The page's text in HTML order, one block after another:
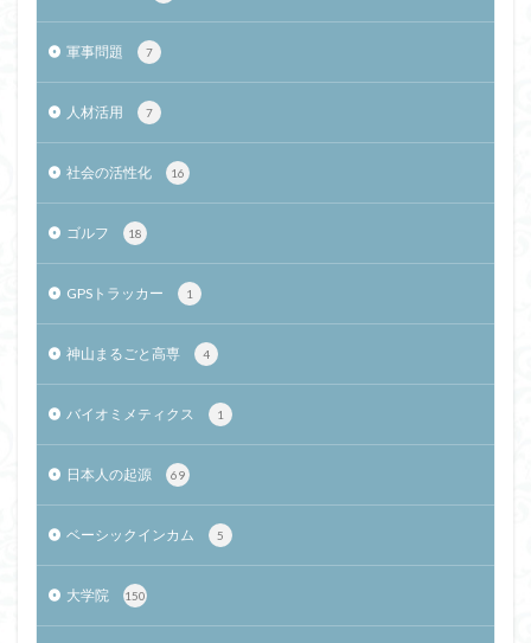
軍事問題 7
人材活用 7
社会の活性化 16
ゴルフ 18
GPSトラッカー 1
神山まるごと高専 4
バイオミメティクス 1
日本人の起源 69
ベーシックインカム 5
大学院 150